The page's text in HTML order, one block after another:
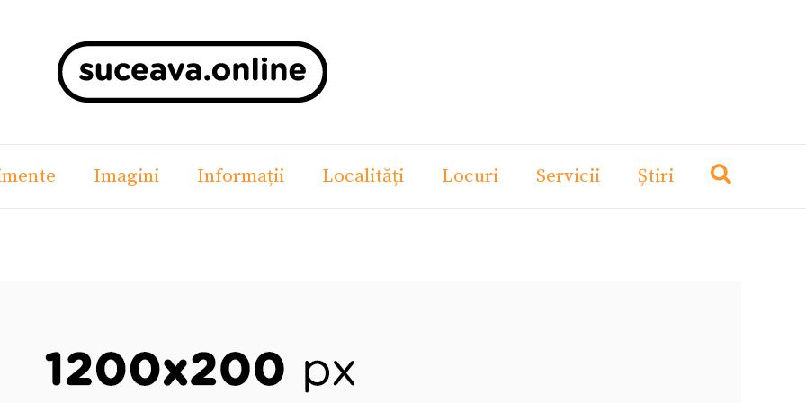
Imagini Informații Localități Locuri Servicii Știri